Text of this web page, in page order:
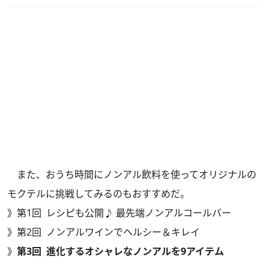
また、おうち時間にノンアル飲料を使ってオリジナルの
モクテルに挑戦してみるのもおすすめだ。
》 第1回 レシピも公開♪ 最先端ノンアルコールバー
》 第2回 ノンアルワインでヘルシー＆キレイ
》 第3回 進化するオシャレなノンアルを9アイテム